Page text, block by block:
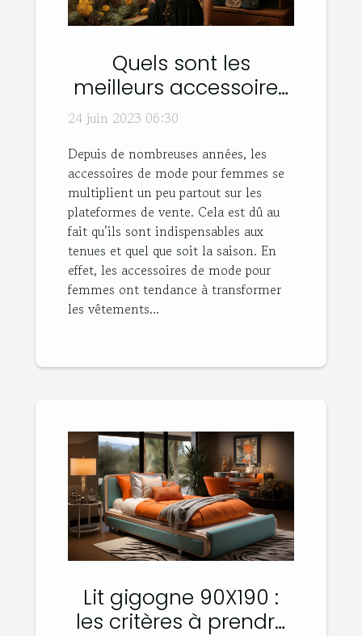
Quels sont les
meilleurs accessoires
de mode pour
24 juin 2023 06:30
Depuis de nombreuses années, les
accessoires de mode pour femmes se
multiplient un peu partout sur les
plateformes de vente. Cela est dû au
fait qu’ils sont indispensables aux
tenues et quel que soit la saison. En
effet, les accessoires de mode pour
femmes ont tendance à transformer
les vêtements...
Lit gigogne 90X190 :
les critères à prendre